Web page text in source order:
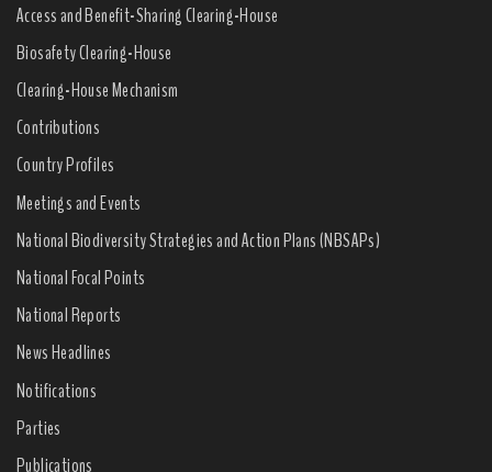
Access and Benefit-Sharing Clearing-House
Biosafety Clearing-House
Clearing-House Mechanism
Contributions
Country Profiles
Meetings and Events
National Biodiversity Strategies and Action Plans (NBSAPs)
National Focal Points
National Reports
News Headlines
Notifications
Parties
Publications